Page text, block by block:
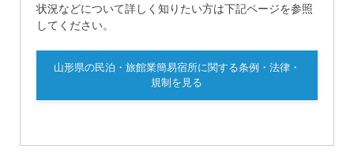
状況などについて詳しく知りたい方は下記ページを参照
してください。
山形県の民泊・旅館業簡易宿所に関する条例・法律・
規制を見る